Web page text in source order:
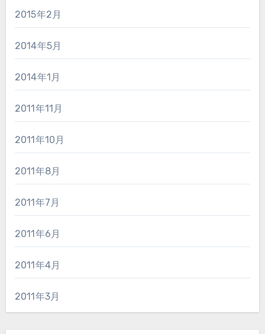
2015年2月
2014年5月
2014年1月
2011年11月
2011年10月
2011年8月
2011年7月
2011年6月
2011年4月
2011年3月